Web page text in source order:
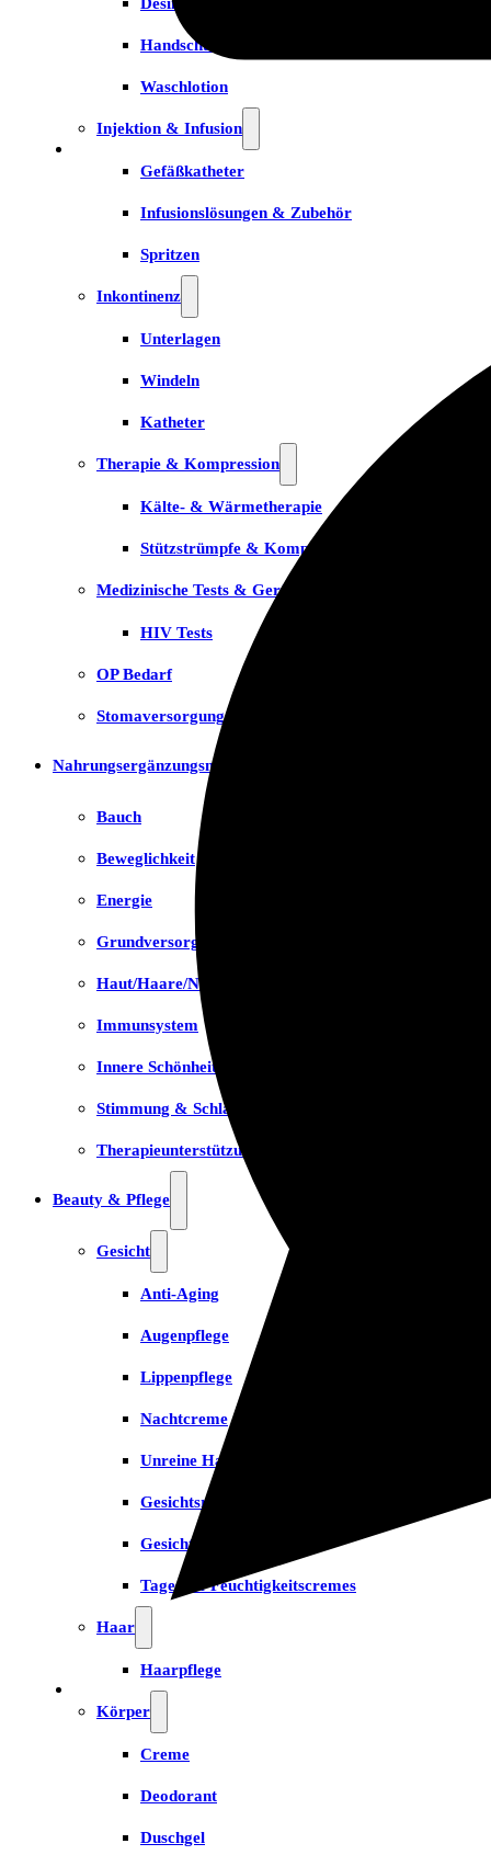
Handschuhe
Waschlotion
Injektion & Infusion
Gefäßkatheter
Infusionslösungen & Zubehör
Spritzen
Inkontinenz
Unterlagen
Windeln
Katheter
Therapie & Kompression
Kälte- & Wärmetherapie
Stützstrümpfe & Kompression
Medizinische Tests & Geräte
HIV Tests
OP Bedarf
Stomaversorgung
Nahrungsergänzungsmittel
Bauch
Beweglichkeit
Energie
Grundversorgung
Haut/Haare/Nägel
Immunsystem
Innere Schönheit
Stimmung & Schlaf
Therapieunterstützung
Beauty & Pflege
Gesicht
Anti-Aging
Augenpflege
Lippenpflege
Nachtcreme
Unreine Haut & Akne
Gesichtsreinigung
Gesichtsserum
Tages- & Feuchtigkeitscremes
Haar
Haarpflege
Körper
Creme
Deodorant
Duschgel